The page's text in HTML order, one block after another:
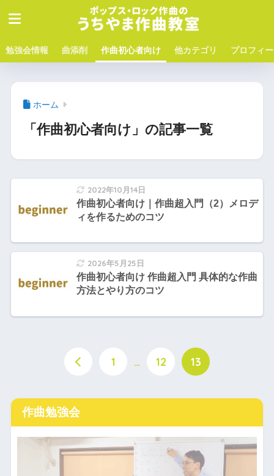
勉強会情報 曲添削 作曲初心者向け 他カテゴリ プロフィ
ホーム
「作曲初心者向け」の記事一覧
2022年10月14日
作曲初心者向け｜作曲超入門（2）メロデ
ィを作るためのコツ
2026年5月25日
作曲初心者向け 作曲超入門 具体的な作曲
方法とやり方のコツ
1 … 12 13
作曲勉強会